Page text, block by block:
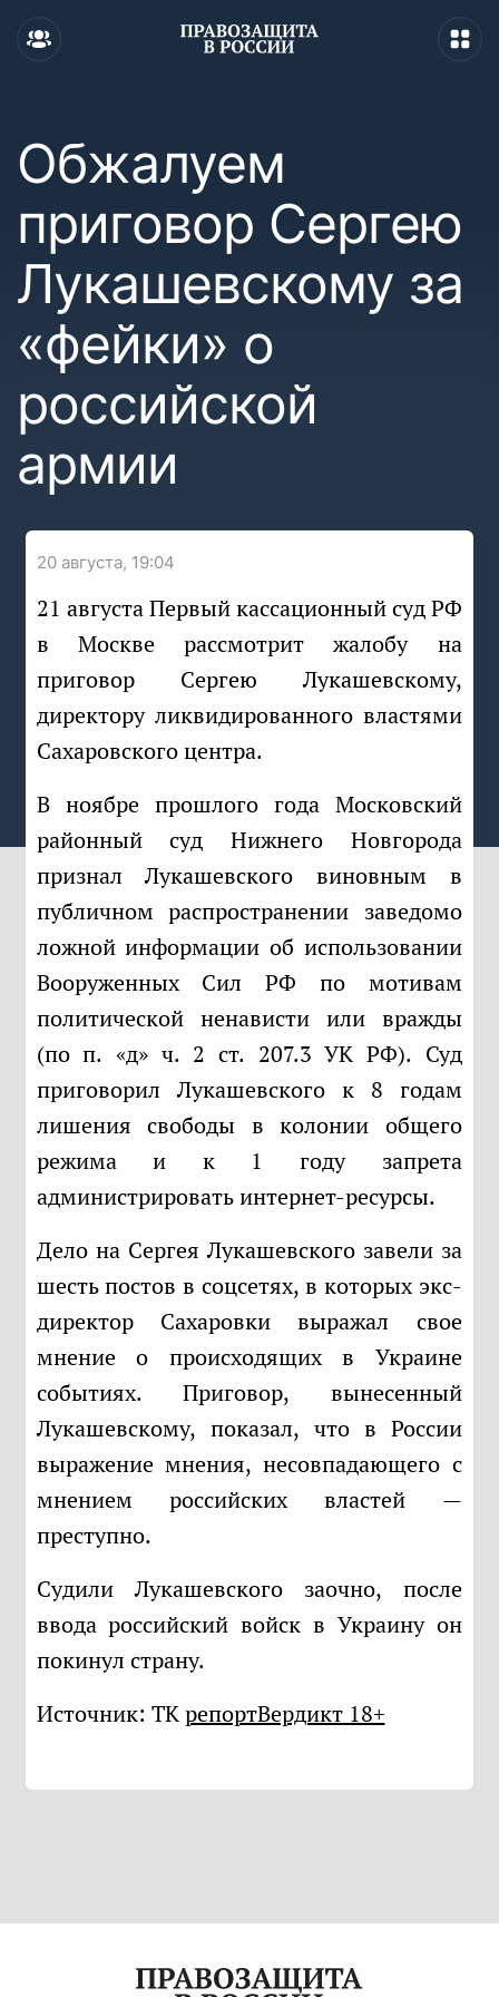
Обжалуем
приговор Сергею
Лукашевскому за
«фейки» о
российской
армии
20 августа, 19:04
21 августа Первый кассационный суд РФ
в Москве рассмотрит жалобу на
приговор Сергею Лукашевскому,
директору ликвидированного властями
Сахаровского центра.
В ноябре прошлого года Московский
районный суд Нижнего Новгорода
признал Лукашевского виновным в
публичном распространении заведомо
ложной информации об использовании
Вооруженных Сил РФ по мотивам
политической ненависти или вражды
(по п. «д» ч. 2 ст. 207.3 УК РФ). Суд
приговорил Лукашевского к 8 годам
лишения свободы в колонии общего
режима и к 1 году запрета
администрировать интернет-ресурсы.
Дело на Сергея Лукашевского завели за
шесть постов в соцсетях, в которых экс-
директор Сахаровки выражал свое
мнение о происходящих в Украине
событиях. Приговор, вынесенный
Лукашевскому, показал, что в России
выражение мнения, несовпадающего с
мнением российских властей —
преступно.
Судили Лукашевского заочно, после
ввода российский войск в Украину он
покинул страну.
Источник: ТКрепортВердикт 18+